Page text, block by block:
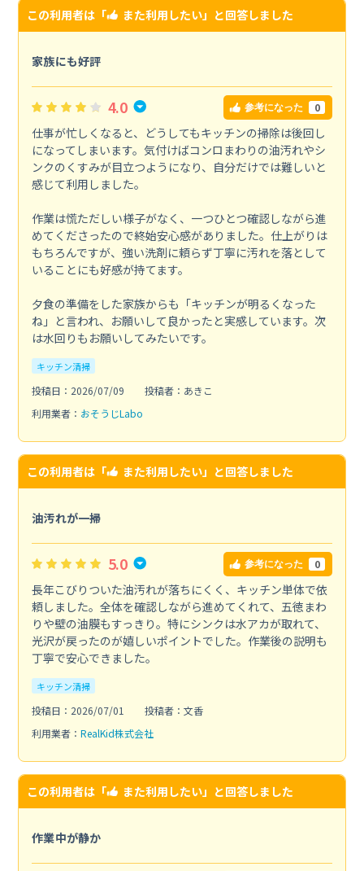
この利用者は「 また利用したい」と回答しました
家族にも好評
4.0 参考になった 0
仕事が忙しくなると、どうしてもキッチンの掃除は後回し
になってしまいます。気付けばコンロまわりの油汚れやシ
ンクのくすみが目立つようになり、自分だけでは難しいと
感じて利用しました。
作業は慌ただしい様子がなく、一つひとつ確認しながら進
めてくださったので終始安心感がありました。仕上がりは
もちろんですが、強い洗剤に頼らず丁寧に汚れを落として
いることにも好感が持てます。
夕食の準備をした家族からも「キッチンが明るくなった
ね」と言われ、お願いして良かったと実感しています。次
は水回りもお願いしてみたいです。
キッチン清掃
投稿日：2026/07/09
投稿者：あきこ
利用業者： おそうじLabo
この利用者は「 また利用したい」と回答しました
油汚れが一掃
5.0 参考になった 0
長年こびりついた油汚れが落ちにくく、キッチン単体で依
頼しました。全体を確認しながら進めてくれて、五徳まわ
りや壁の油膜もすっきり。特にシンクは水アカが取れて、
光沢が戻ったのが嬉しいポイントでした。作業後の説明も
丁寧で安心できました。
キッチン清掃
投稿日：2026/07/01
投稿者：文香
利用業者： RealKid株式会社
この利用者は「 また利用したい」と回答しました
作業中が静か